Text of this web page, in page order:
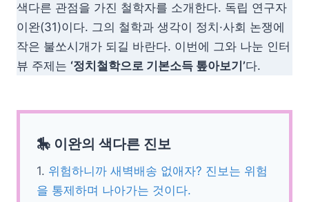
색다른 관점을 가진 철학자를 소개한다. 독립 연구자
이완(31)이다. 그의 철학과 생각이 정치·사회 논쟁에
작은 불쏘시개가 되길 바란다. 이번에 그와 나눈 인터
뷰 주제는 ‘정치철학으로 기본소득 톺아보기’다.
🎠 이완의 색다른 진보
1. 위험하니까 새벽배송 없애자? 진보는 위험
을 통제하며 나아가는 것이다.